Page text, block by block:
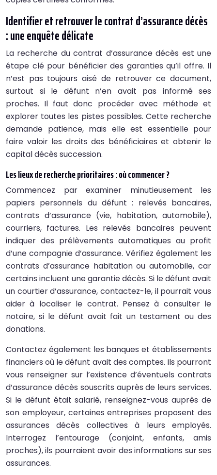
Identifier et retrouver le contrat d’assurance décès
: une enquête délicate
La recherche du contrat d’assurance décès est une
étape clé pour bénéficier des garanties qu’il offre. Il
n’est pas toujours aisé de retrouver ce document,
surtout si le défunt n’en avait pas informé ses
proches. Il faut donc procéder avec méthode et
explorer toutes les pistes possibles. Cette recherche
demande patience, mais elle est essentielle pour
faire valoir les droits des bénéficiaires et obtenir le
capital décès succession.
Les lieux de recherche prioritaires : où commencer ?
Commencez par examiner minutieusement les
papiers personnels du défunt : relevés bancaires,
contrats d’assurance (vie, habitation, automobile),
courriers, factures. Les relevés bancaires peuvent
indiquer des prélèvements automatiques au profit
d’une compagnie d’assurance. Vérifiez également les
contrats d’assurance habitation ou automobile, car
certains incluent une garantie décès. Si le défunt avait
un courtier d’assurance, contactez-le, il pourrait vous
aider à localiser le contrat. Pensez à consulter le
notaire, si le défunt avait fait un testament ou des
donations.
Contactez également les banques et établissements
financiers où le défunt avait des comptes. Ils pourront
vous renseigner sur l’existence d’éventuels contrats
d’assurance décès souscrits auprès de leurs services.
Si le défunt était salarié, renseignez-vous auprès de
son employeur, certaines entreprises proposent des
assurances décès collectives à leurs employés.
Interrogez l’entourage (conjoint, enfants, amis
proches), ils pourraient avoir des informations sur ses
assurances.